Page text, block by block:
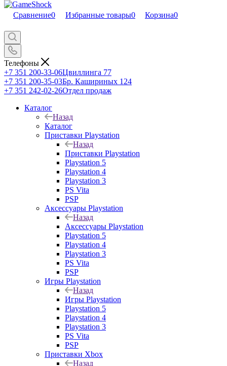
Сравнение0 Избранные товары0 Корзина0
Телефоны
+7 351 200-33-06Цвиллинга 77
+7 351 200-35-03Бр. Кашириных 124
+7 351 242-02-26Отдел продаж
Каталог
Назад
Каталог
Приставки Playstation
Назад
Приставки Playstation
Playstation 5
Playstation 4
Playstation 3
PS Vita
PSP
Аксессуары Playstation
Назад
Аксессуары Playstation
Playstation 5
Playstation 4
Playstation 3
PS Vita
PSP
Игры Playstation
Назад
Игры Playstation
Playstation 5
Playstation 4
Playstation 3
PS Vita
PSP
Приставки Xbox
Назад